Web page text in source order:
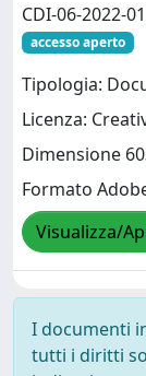
CDI-06-2022-
accesso aperto
Tipologia:
Licenza:
Dimensione
Formato
Visualizza/
I documenti
tutti i diritti